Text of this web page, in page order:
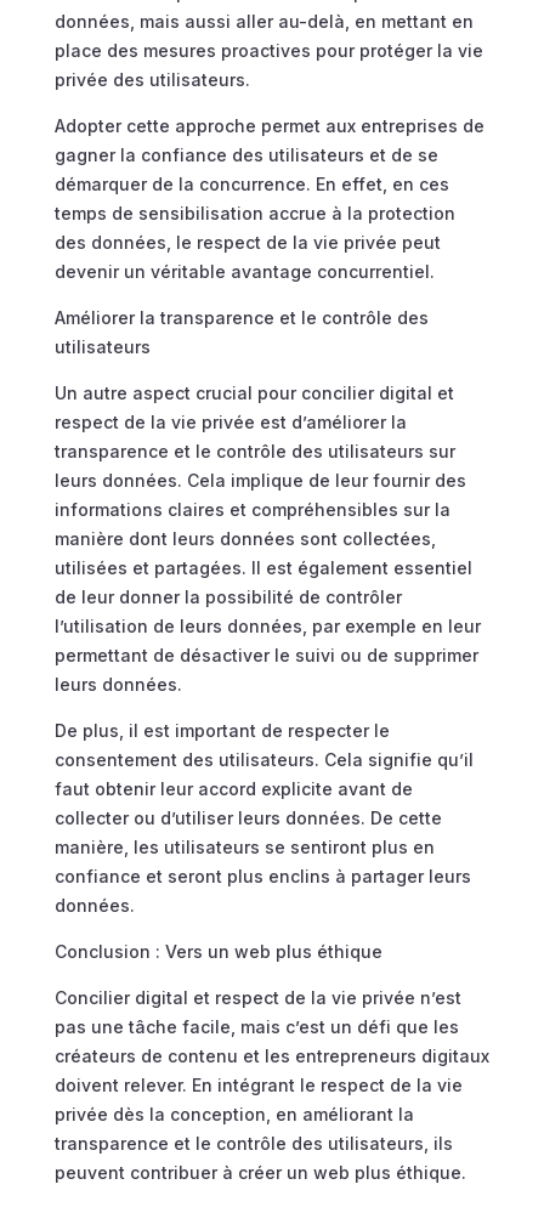
données, mais aussi aller au-delà, en mettant en
place des mesures proactives pour protéger la vie
privée des utilisateurs.
Adopter cette approche permet aux entreprises de
gagner la confiance des utilisateurs et de se
démarquer de la concurrence. En effet, en ces
temps de sensibilisation accrue à la protection
des données, le respect de la vie privée peut
devenir un véritable avantage concurrentiel.
Améliorer la transparence et le contrôle des
utilisateurs
Un autre aspect crucial pour concilier digital et
respect de la vie privée est d’améliorer la
transparence et le contrôle des utilisateurs sur
leurs données. Cela implique de leur fournir des
informations claires et compréhensibles sur la
manière dont leurs données sont collectées,
utilisées et partagées. Il est également essentiel
de leur donner la possibilité de contrôler
l’utilisation de leurs données, par exemple en leur
permettant de désactiver le suivi ou de supprimer
leurs données.
De plus, il est important de respecter le
consentement des utilisateurs. Cela signifie qu’il
faut obtenir leur accord explicite avant de
collecter ou d’utiliser leurs données. De cette
manière, les utilisateurs se sentiront plus en
confiance et seront plus enclins à partager leurs
données.
Conclusion : Vers un web plus éthique
Concilier digital et respect de la vie privée n’est
pas une tâche facile, mais c’est un défi que les
créateurs de contenu et les entrepreneurs digitaux
doivent relever. En intégrant le respect de la vie
privée dès la conception, en améliorant la
transparence et le contrôle des utilisateurs, ils
peuvent contribuer à créer un web plus éthique.